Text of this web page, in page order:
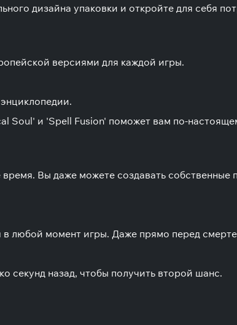
дизайна упаковки и откройте для себя
версиями для каждой игры.
Soul' и 'Spell Fusion' поможет вам по-
Вы даже можете создавать собственные
любой момент игры. Даже прямо перед
секунд назад, чтобы получить второй шанс.